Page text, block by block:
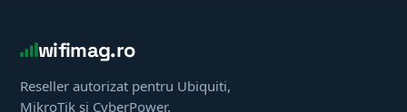
wifimag.ro
Reseller autorizat pentru Ubiquiti,
MikroTik și CyberPower.